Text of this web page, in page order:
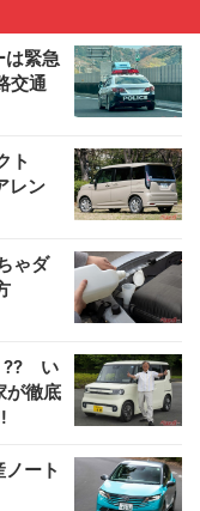
は緊急
交通
ト
レン
ゃダ
?? い
が徹底
ート